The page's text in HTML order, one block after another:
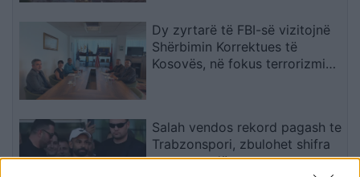
Dy zyrtarë të FBI-së vizitojnë
Shërbimin Korrektues të
Kosovës, në fokus terrorizmi
Salah vendos rekord pagash te
Trabzonspori, zbulohet shifra
marramendëse